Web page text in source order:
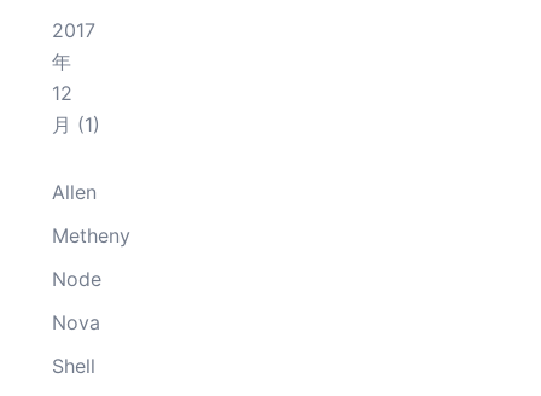
2017
年
12
月 (1)
Allen
Metheny
Node
Nova
Shell